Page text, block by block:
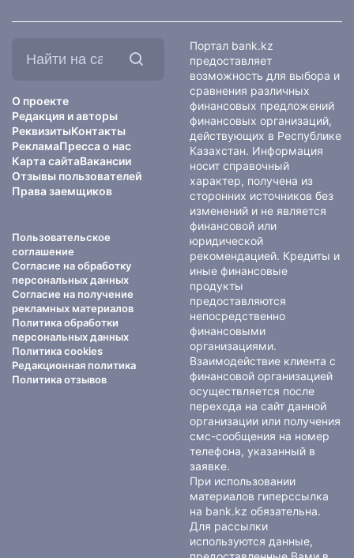
О проекте
Редакция и авторы
РеквизитыКонтакты
РекламаПресса о нас
Карта сайтаВакансии
Отзывы пользователей
Права заемщиков
Пользовательское
соглашение
Согласие на обработку
персональных данных
Согласие на получение
рекламных материалов
Политика обработки
персональных данных
Политика cookies
Редакционная политика
Политика отзывов
Портал bank.kz
предоставляет
возможность для выбора и
сравнения различных
финансовых предложений
финансовых организаций,
действующих в Республике
Казахстан. Информация
носит справочный
характер, получена из
сторонних источников без
изменений и не является
финансовой или
юридической
рекомендацией. Кредиты и
иные финансовые
продукты
предоставляются
непосредственно
финансовыми
организациями.
Взаимодействие клиента с
финансовой организацией
осуществляется после
перехода на сайт данной
организации или получения
смс-сообщения на номер
телефона, указанный в
заявке.
При использовании
материалов гиперссылка
на bank.kz обязательна.
Для рассылки
используются данные,